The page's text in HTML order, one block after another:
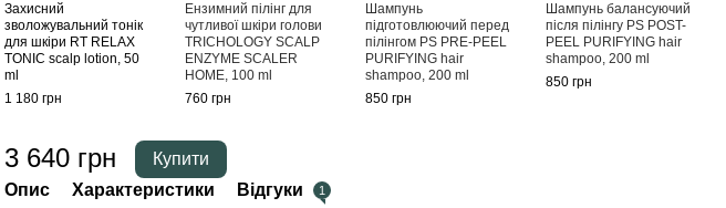
Захисний
зволожувальний тонік
для шкіри RT RELAX
TONIC scalp lotion, 50
ml
1 180 грн
Ензимний пілінг для
чутливої шкіри голови
TRICHOLOGY SCALP
ENZYME SCALER
HOME, 100 ml
760 грн
Шампунь
підготовлюючий перед
пілінгом PS PRE-PEEL
PURIFYING hair
shampoo, 200 ml
850 грн
Шампунь балансуючий
після пілінгу PS POST-
PEEL PURIFYING hair
shampoo, 200 ml
850 грн
3 640 грн Купити
Опис Характеристики Відгуки 1